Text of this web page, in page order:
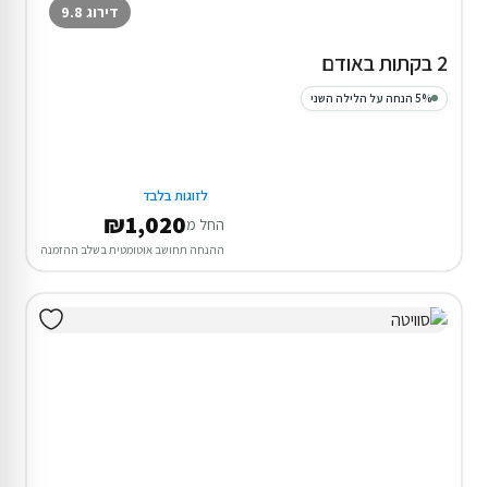
דירוג 9.8
2 בקתות באודם
5% הנחה על הלילה השני
לזוגות בלבד
החל מ₪1,020
ההנחה תחושב אוטומטית בשלב ההזמנה